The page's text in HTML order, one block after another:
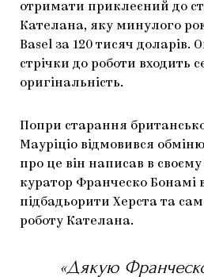
отримати приклеєний до
Кателана, яку минулого
Basel за 120 тисяч доларів.
стрічки до роботи входить
оригінальність.
Попри старання
Мауріціо відмовився
про це він написав в своєму
куратор Франческо Бонамі
підбадьорити Херста та
роботу Кателана.
«Дякую